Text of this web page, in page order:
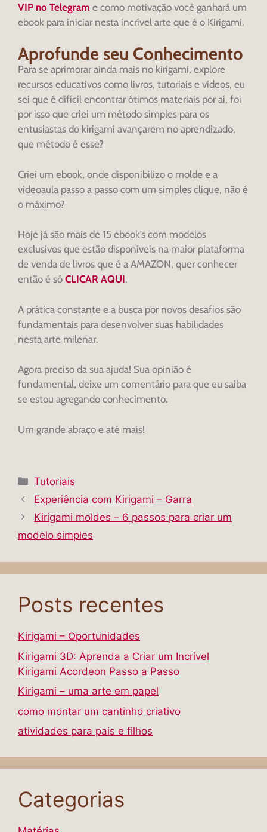
VIP no Telegram e como motivação você ganhará um
ebook para iniciar nesta incrível arte que é o Kirigami.
Aprofunde seu Conhecimento
Para se aprimorar ainda mais no kirigami, explore
recursos educativos como livros, tutoriais e vídeos, eu
sei que é difícil encontrar ótimos materiais por aí, foi
por isso que criei um método simples para os
entusiastas do kirigami avançarem no aprendizado,
que método é esse?
Criei um ebook, onde disponibilizo o molde e a
videoaula passo a passo com um simples clique, não é
o máximo?
Hoje já são mais de 15 ebook’s com modelos
exclusivos que estão disponíveis na maior plataforma
de venda de livros que é a AMAZON, quer conhecer
então é só CLICAR AQUI.
A prática constante e a busca por novos desafios são
fundamentais para desenvolver suas habilidades
nesta arte milenar.
Agora preciso da sua ajuda! Sua opinião é
fundamental, deixe um comentário para que eu saiba
se estou agregando conhecimento.
Um grande abraço e até mais!
Tutoriais
Experiência com Kirigami – Garra
Kirigami moldes – 6 passos para criar um
modelo simples
Posts recentes
Kirigami – Oportunidades
Kirigami 3D: Aprenda a Criar um Incrível
Kirigami Acordeon Passo a Passo
Kirigami – uma arte em papel
como montar um cantinho criativo
atividades para pais e filhos
Categorias